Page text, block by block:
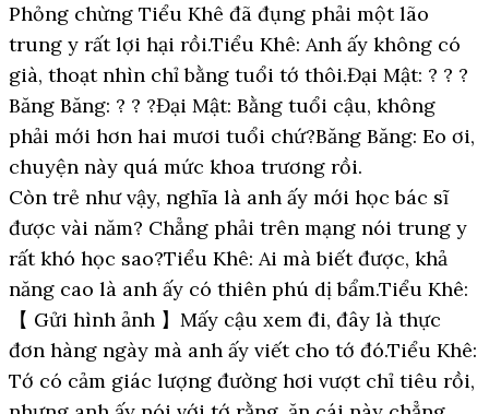
Phỏng chừng Tiểu Khê đã đụng phải một lão
trung y rất lợi hại rồi.Tiểu Khê: Anh ấy không có
già, thoạt nhìn chỉ bằng tuổi tớ thôi.Đại Mật: ? ? ?
Băng Băng: ? ? ?Đại Mật: Bằng tuổi cậu, không
phải mới hơn hai mươi tuổi chứ?Băng Băng: Eo ơi,
chuyện này quá mức khoa trương rồi.
Còn trẻ như vậy, nghĩa là anh ấy mới học bác sĩ
được vài năm? Chẳng phải trên mạng nói trung y
rất khó học sao?Tiểu Khê: Ai mà biết được, khả
năng cao là anh ấy có thiên phú dị bẩm.Tiểu Khê:
【 Gửi hình ảnh 】Mấy cậu xem đi, đây là thực
đơn hàng ngày mà anh ấy viết cho tớ đó.Tiểu Khê:
Tớ có cảm giác lượng đường hơi vượt chỉ tiêu rồi,